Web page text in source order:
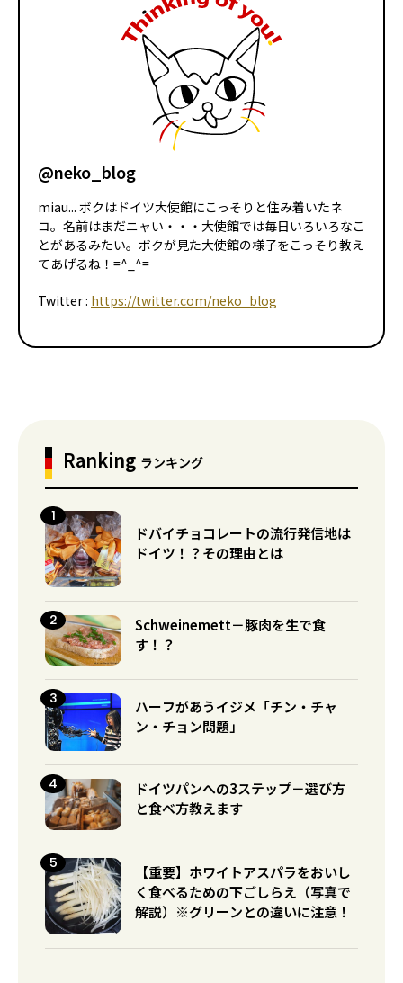
@neko_blog
miau... ボクはドイツ大使館にこっそりと住み着いたネ
コ。名前はまだニャい・・・大使館では毎日いろいろなこ
とがあるみたい。ボクが見た大使館の様子をこっそり教え
てあげるね！=^_^=
Twitter : https://twitter.com/neko_blog
Ranking ランキング
ドバイチョコレートの流行発信地は
ドイツ！？その理由とは
Schweinemett－豚肉を生で食
す！？
ハーフがあうイジメ「チン・チャ
ン・チョン問題」
ドイツパンへの3ステップ－選び方
と食べ方教えます
【重要】ホワイトアスパラをおいし
く食べるための下ごしらえ（写真で
解説）※グリーンとの違いに注意！